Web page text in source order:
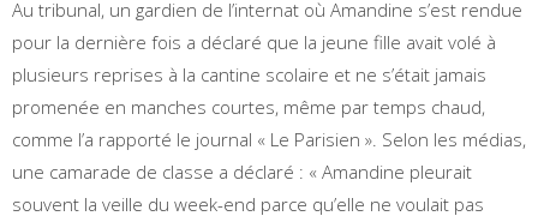
Au tribunal, un gardien de l’internat où Amandine s’est rendue
pour la dernière fois a déclaré que la jeune fille avait volé à
plusieurs reprises à la cantine scolaire et ne s’était jamais
promenée en manches courtes, même par temps chaud,
comme l’a rapporté le journal « Le Parisien ». Selon les médias,
une camarade de classe a déclaré : « Amandine pleurait
souvent la veille du week-end parce qu’elle ne voulait pas